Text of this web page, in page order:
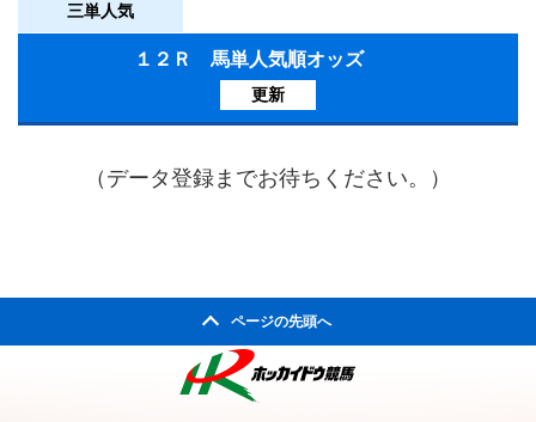
三単人気
１２Ｒ 馬単人気順オッズ
更新
（データ登録までお待ちください。）
ページの先頭へ